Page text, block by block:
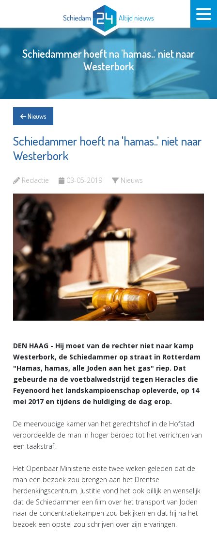
Schiedammer hoeft na 'hamas..' niet naar
Westerbork
Nieuws
Schiedammer hoeft na 'hamas..' niet naar
Westerbork
Redactie 03-05-2019 Nieuws
DEN HAAG - Hij moet van de rechter niet naar kamp
Westerbork, de Schiedammer op straat in Rotterdam
"Hamas, hamas, alle Joden aan het gas" riep. Dat
gebeurde na de voetbalwedstrijd tegen Heracles die
Feyenoord het landskampioenschap opleverde, op 14
mei 2017 en tijdens de huldiging de dag erop.
De meervoudige kamer van het gerechtshof in de Hofstad
veroordeelde de man in hoger beroep tot het verrichten van
een taakstraf.
Het Openbaar Ministerie eiste twee weken geleden dat de
man een bezoek zou brengen aan het Drentse
herdenkingscentrum. Justitie vond het ook billijk en wenselijk
dat de Schiedammer een film over het transport van Joden
naar de concentratiekampen zou bekijken en dat hij na het
bezoek een opstel zou schrijven over zijn ervaringen.